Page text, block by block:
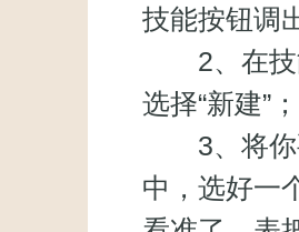
技能按钮调
2、在技能
选择“新建”；
3、将你要
中，选好一